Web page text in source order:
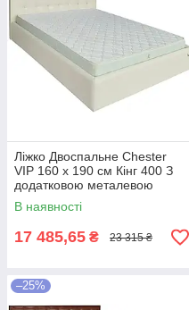
Ліжко Двоспальне Chester
VIP 160 х 190 см Кінг 400 З
додатковою металевою
цільнозварною рамою C1
Білий
В наявності
17 485,65 ₴ 23 315 ₴
–25%